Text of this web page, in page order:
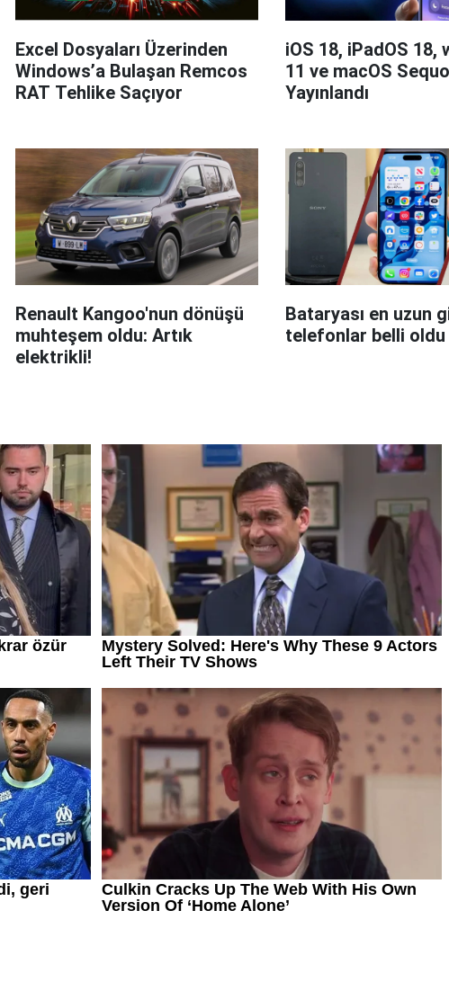
Excel Dosyaları Üzerinden
Windows’a Bulaşan Remcos
RAT Tehlike Saçıyor
iOS 18, iPadOS 18,
11 ve macOS
Yayınlandı
Renault Kangoo'nun dönüşü
muhteşem oldu: Artık
elektrikli!
Bataryası en uzun
telefonlar belli oldu